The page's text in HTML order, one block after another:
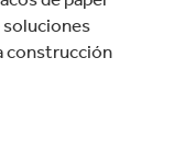
soluciones
construcción